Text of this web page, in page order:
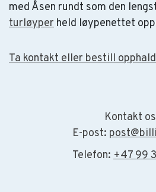
med Åsen rundt som den
turløyper held løypenettet
Ta kontakt eller bestill
Kontakt
E-post:
Telefon: +47 99